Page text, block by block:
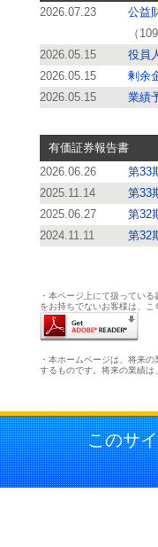
2026.07.23
公益
（
2026.05.15
役員
2026.05.15
剰余
2026.05.15
業績
有価証券報告書
2026.06.26
第33
2025.11.14
第33
2025.06.27
第32
2024.11.11
第32
・本ページ上にて扱ってい
をお持ちでないお客様は、こ
・本ホームページは、将来
するものです。将来の業績
このサ